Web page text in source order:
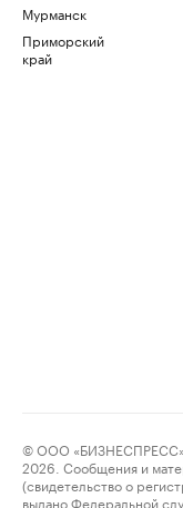
Мурманск
Приморский
край
© ООО
2026. Сообщения и
(свидетельство о
выдано Федеральной